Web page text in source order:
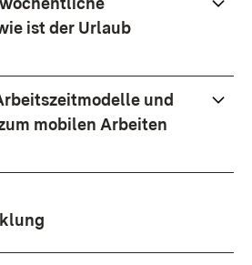
ist der Urlaub
und
mobilen Arbeiten